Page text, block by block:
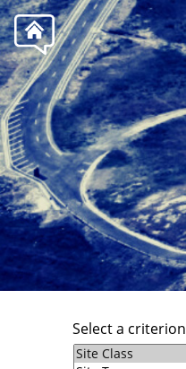
Select a criterion